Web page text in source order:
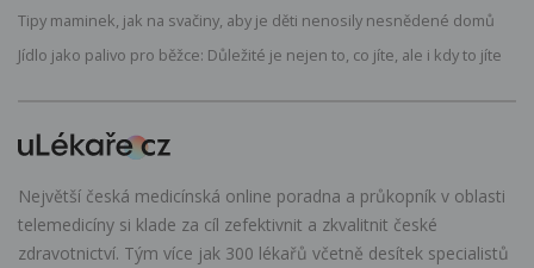
Tipy maminek, jak na svačiny, aby je děti nenosily nesnědené domů
Jídlo jako palivo pro běžce: Důležité je nejen to, co jíte, ale i kdy to jíte
Největší česká medicínská online poradna a průkopník v oblasti
telemedicíny si klade za cíl zefektivnit a zkvalitnit české
zdravotnictví. Tým více jak 300 lékařů včetně desítek specialistů